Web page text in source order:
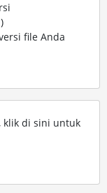
file Anda
klik di sini untuk